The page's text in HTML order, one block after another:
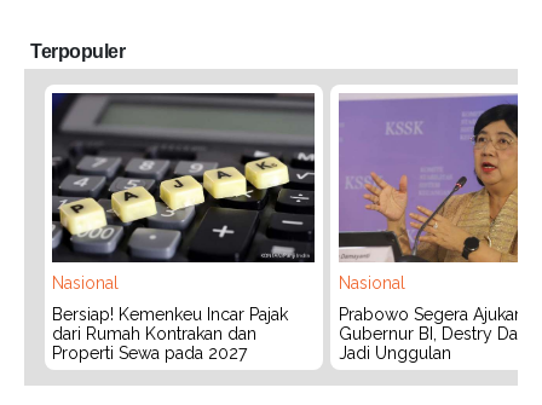
Terpopuler
Nasional
Bersiap! Kemenkeu Incar Pajak
dari Rumah Kontrakan dan
Properti Sewa pada 2027
Nasional
Prabowo Segera Ajukan
Gubernur BI, Destry
Jadi Unggulan